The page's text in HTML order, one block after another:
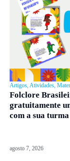
Artigos,Atividades,
Folclore
gratuitamente
com a sua turma
agosto 7, 2026